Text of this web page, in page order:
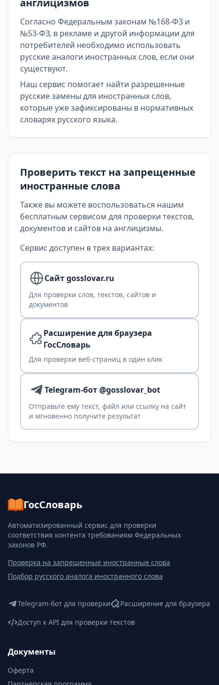
англицизмов
Согласно Федеральным законам №168-ФЗ и
№53-ФЗ, в рекламе и другой информации для
потребителей необходимо использовать
русские аналоги иностранных слов, если они
существуют.
Наш сервис помогает найти разрешенные
русские замены для иностранных слов,
которые уже зафиксированы в нормативных
словарях русского языка.
Проверить текст на запрещенные
иностранные слова
Также вы можете воспользоваться нашим
бесплатным сервисом для проверки текстов,
документов и сайтов на англицизмы.
Сервис доступен в трех вариантах:
Сайт gosslovar.ru
Для проверки слов, текстов, сайтов и
документов
Расширение для браузера
ГосСловарь
Для проверки веб-страниц в один клик
Telegram-бот @gosslovar_bot
Отправьте ему текст, файл или ссылку на сайт
и мгновенно получите результат
ГосСловарь
Автоматизированный сервис для проверки
соответствия контента требованиям Федеральных
законов РФ.
Проверка на запрещенные иностранные слова
Подбор русского аналога иностранного слова
Telegram-бот для проверки
Расширение для браузера
Доступ к API для проверки текстов
Документы
Оферта